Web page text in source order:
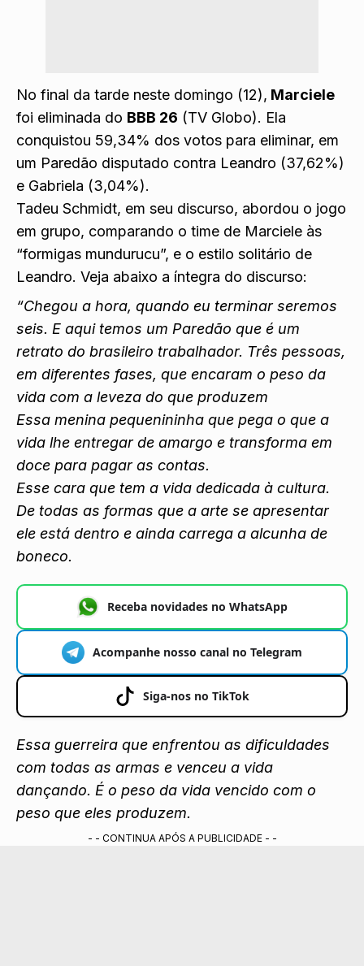
No final da tarde neste domingo (12), Marciele
foi eliminada do BBB 26 (TV Globo). Ela
conquistou 59,34% dos votos para eliminar, em
um Paredão disputado contra Leandro (37,62%)
e Gabriela (3,04%).
Tadeu Schmidt, em seu discurso, abordou o jogo
em grupo, comparando o time de Marciele às
“formigas mundurucu”, e o estilo solitário de
Leandro. Veja abaixo a íntegra do discurso:
“Chegou a hora, quando eu terminar seremos
seis. E aqui temos um Paredão que é um
retrato do brasileiro trabalhador. Três pessoas,
em diferentes fases, que encaram o peso da
vida com a leveza do que produzem
Essa menina pequenininha que pega o que a
vida lhe entregar de amargo e transforma em
doce para pagar as contas.
Esse cara que tem a vida dedicada à cultura.
De todas as formas que a arte se apresentar
ele está dentro e ainda carrega a alcunha de
boneco.
Receba novidades no WhatsApp
Acompanhe nosso canal no Telegram
Siga-nos no TikTok
Essa guerreira que enfrentou as dificuldades
com todas as armas e venceu a vida
dançando. É o peso da vida vencido com o
peso que eles produzem.
- - CONTINUA APÓS A PUBLICIDADE - -